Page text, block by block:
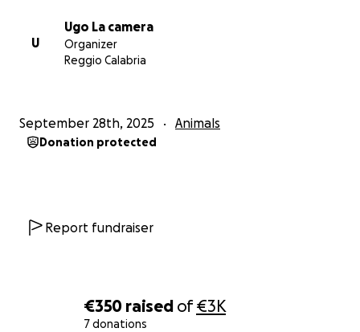
€350 raised of€3K
7 donations
U
Ugo La camera
Organizer
Reggio Calabria
September 28th, 2025 Animals
Donation protected
Report fundraiser